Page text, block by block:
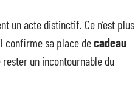
un acte distinctif. Ce n’est plus
confirme sa place decadeau
un incontournable du